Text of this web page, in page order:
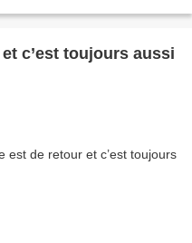
c’est toujours aussi